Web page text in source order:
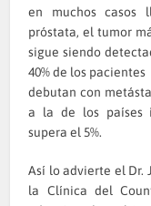
en muchos casos
próstata, el tumor
sigue siendo
40% de los pacientes
debutan con
a la de los países
supera el 5%.
Así lo advierte el Dr.
la Clínica del